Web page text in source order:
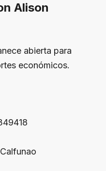
Alison
abierta para
económicos.